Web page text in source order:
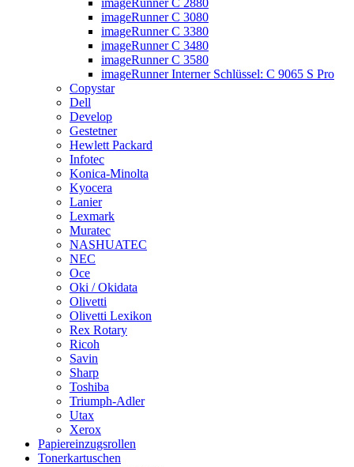
imageRunner C 3080
imageRunner C 3380
imageRunner C 3480
imageRunner C 3580
imageRunner Interner Schlüssel: C 9065 S Pro
Copystar
Dell
Develop
Gestetner
Hewlett Packard
Infotec
Konica-Minolta
Kyocera
Lanier
Lexmark
Muratec
NASHUATEC
NEC
Oce
Oki / Okidata
Olivetti
Olivetti Lexikon
Rex Rotary
Ricoh
Savin
Sharp
Toshiba
Triumph-Adler
Utax
Xerox
Papiereinzugsrollen
Tonerkartuschen